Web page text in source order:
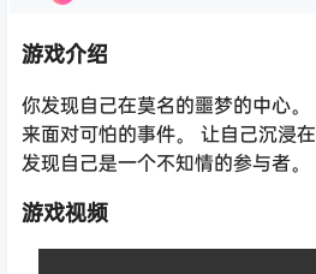
游戏介绍
你发现自己在莫名的噩梦的中心
来面对可怕的事件。 让自己沉浸在
发现自己是一个不知情的参与者。
游戏视频